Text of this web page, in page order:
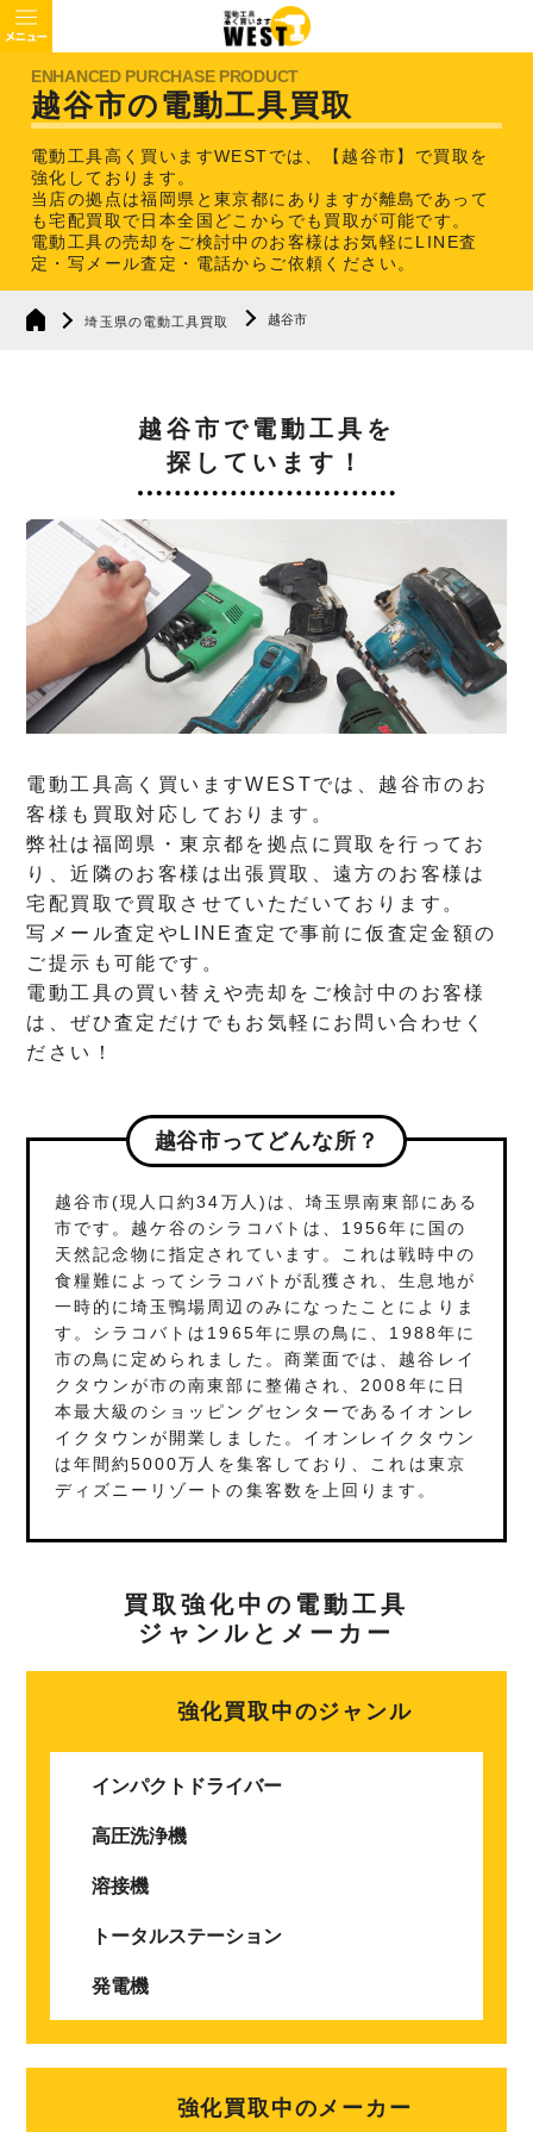
越谷市の電動工具買取
電動工具高く買いますWESTでは、【越谷市】で買取を
強化しております。
当店の拠点は福岡県と東京都にありますが離島であって
も宅配買取で日本全国どこからでも買取が可能です。
電動工具の売却をご検討中のお客様はお気軽にLINE査
定・写メール査定・電話からご依頼ください。
埼玉県の電動工具買取 越谷市
越谷市で電動工具を
探しています！
電動工具高く買いますWESTでは、越谷市のお
客様も買取対応しております。
弊社は福岡県・東京都を拠点に買取を行ってお
り、近隣のお客様は出張買取、遠方のお客様は
宅配買取で買取させていただいております。
写メール査定やLINE査定で事前に仮査定金額の
ご提示も可能です。
電動工具の買い替えや売却をご検討中のお客様
は、ぜひ査定だけでもお気軽にお問い合わせく
ださい！
越谷市ってどんな所？
越谷市(現人口約34万人)は、埼玉県南東部にある
市です。越ケ谷のシラコバトは、1956年に国の
天然記念物に指定されています。これは戦時中の
食糧難によってシラコバトが乱獲され、生息地が
一時的に埼玉鴨場周辺のみになったことによりま
す。シラコバトは1965年に県の鳥に、1988年に
市の鳥に定められました。商業面では、越谷レイ
クタウンが市の南東部に整備され、2008年に日
本最大級のショッピングセンターであるイオンレ
イクタウンが開業しました。イオンレイクタウン
は年間約5000万人を集客しており、これは東京
ディズニーリゾートの集客数を上回ります。
買取強化中の電動工具
ジャンルとメーカー
強化買取中のジャンル
インパクトドライバー
高圧洗浄機
溶接機
トータルステーション
発電機
強化買取中のメーカー